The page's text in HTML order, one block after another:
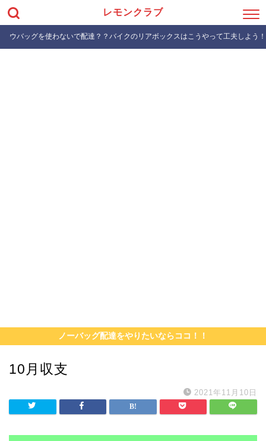
レモンクラブ
ウバッグを使わないで配達？？バイクのリアボックスはこうやって工夫しよう
ノーバッグ配達をやりたいならココ！！
10月収支
2021年11月10日